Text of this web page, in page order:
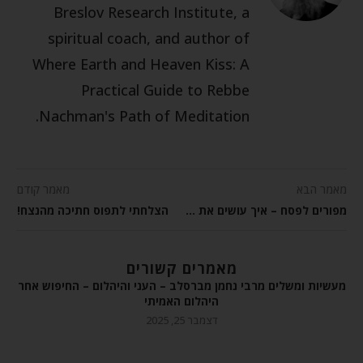
Breslov Research Institute, a
spiritual coach, and author of
Where Earth and Heaven Kiss: A
Practical Guide to Rebbe
Nachman's Path of Meditation.
מאמר הבא
מפורים לפסח – איך עושים את זה?
מאמר קודם
הצלחתי לתפוס חתיכה מהנצח!
מאמרים קשורים
מעשיות ומשלים מרבי נחמן מברסלב – העני והיהלום – החיפוש אחר
היהלום האמיתי
דצמבר 25, 2025